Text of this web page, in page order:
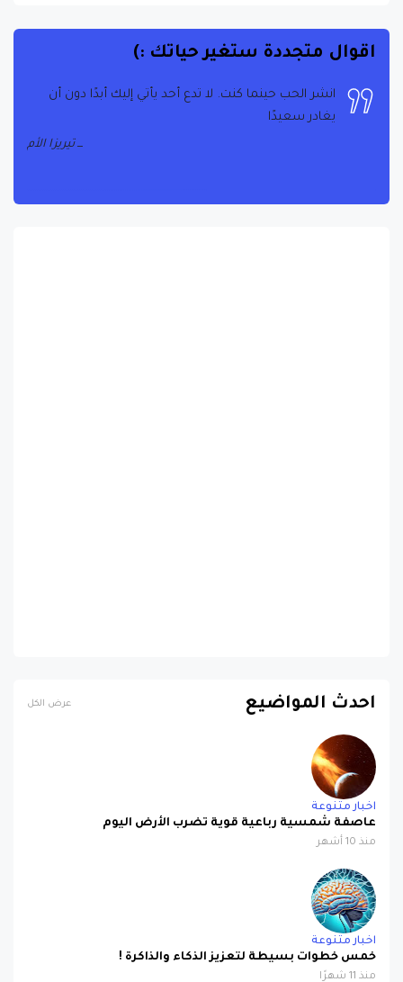
اقوال متجددة ستغير حياتك :)
انشر الحب حينما كنت. لا تدع أحد يأتي إليك أبدًا دون أن
يغادر سعيدًا
اخبار متنوعة
عاصفة شمسية رباعية قوية تضرب الأرض اليوم
منذ 10 أشهر
اخبار متنوعة
خمس خطوات بسيطة لتعزيز الذكاء والذاكرة !
منذ 11 شهرًا